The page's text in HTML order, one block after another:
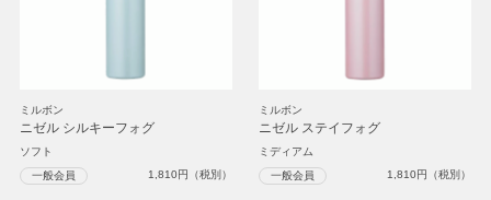
ミルボン
ニゼル シルキーフォグ
ソフト
一般会員 1,810円（税別）
ミルボン
ニゼル ステイフォグ
ミディアム
一般会員 1,810円（税別）